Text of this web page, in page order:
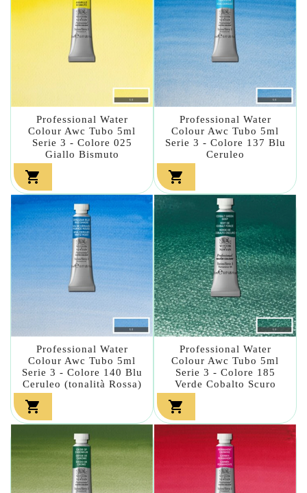
Professional Water
Colour Awc Tubo 5ml
Serie 3 - Colore 025
Giallo Bismuto

Professional Water
Colour Awc Tubo 5ml
Serie 3 - Colore 137 Blu
Ceruleo

Professional Water
Colour Awc Tubo 5ml
Serie 3 - Colore 140 Blu
Ceruleo (tonalità Rossa)

Professional Water
Colour Awc Tubo 5ml
Serie 3 - Colore 185
Verde Cobalto Scuro
